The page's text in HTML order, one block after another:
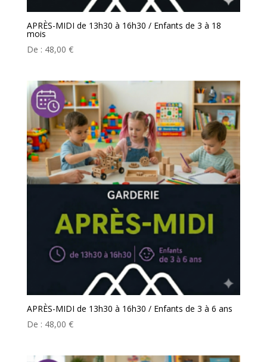
APRÈS-MIDI de 13h30 à 16h30 / Enfants de 3 à 18
mois
De : 48,00 €
APRÈS-MIDI de 13h30 à 16h30 / Enfants de 3 à 6 ans
De : 48,00 €